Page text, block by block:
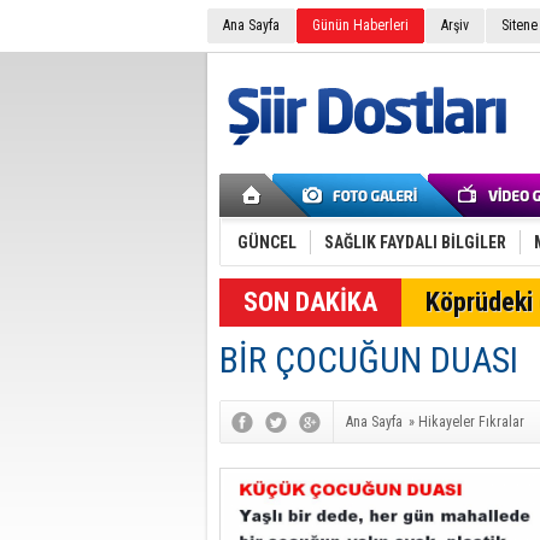
Ana Sayfa Günün Haberleri Arşiv
GÜNCEL SAĞLIK FAYDALI BİLGİLER
SON DAKİKA Köprüdeki
BİR ÇOCUĞUN DUASI
Ana Sayfa » Hikayeler Fıkralar